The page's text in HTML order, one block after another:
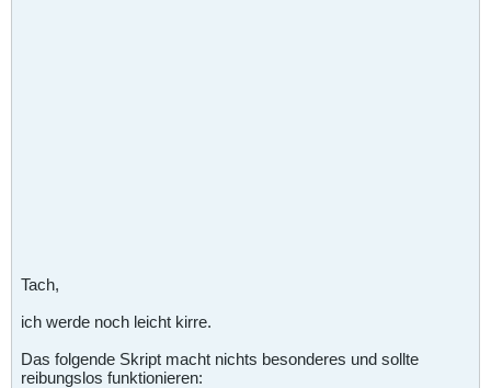
Tach,
ich werde noch leicht kirre.
Das folgende Skript macht nichts besonderes und sollte
reibungslos funktionieren: